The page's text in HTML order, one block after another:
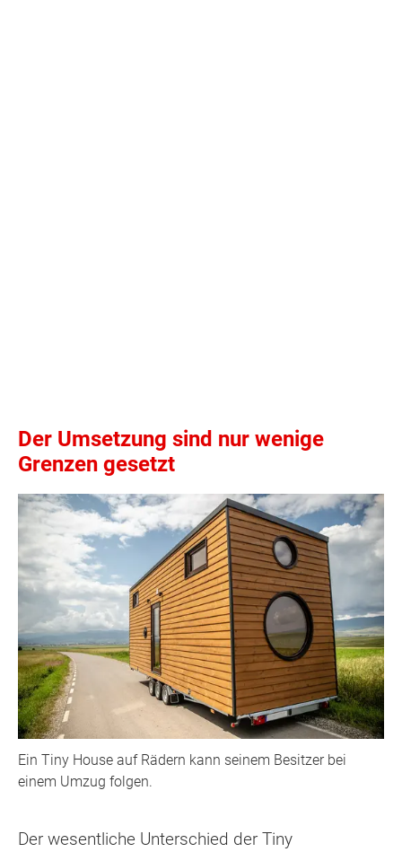
Der Umsetzung sind nur wenige
Grenzen gesetzt
Ein Tiny House auf Rädern kann seinem Besitzer bei
einem Umzug folgen.
Der wesentliche Unterschied der Tiny